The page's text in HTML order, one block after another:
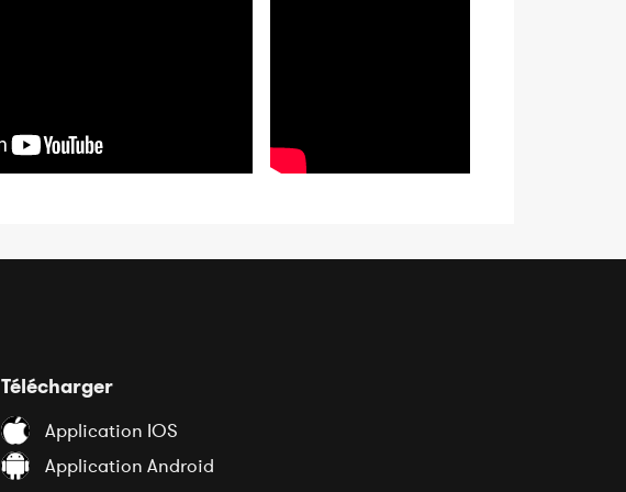
Télécharger
Application IOS
Application Android